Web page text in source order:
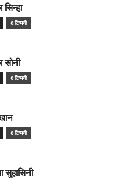
0 टिप्पणी
0 टिप्पणी
0 टिप्पणी
सुहासिनी